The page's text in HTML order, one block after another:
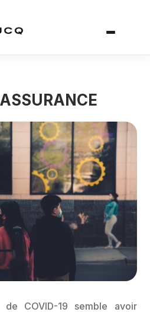
de COVID-19 semble avoir